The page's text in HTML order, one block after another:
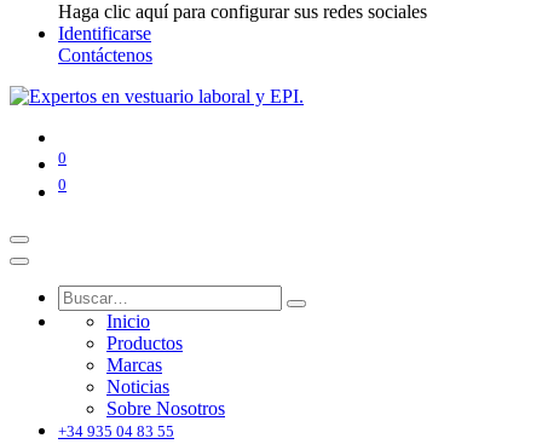
Haga clic aquí para configurar sus redes sociales
Identificarse
Contáctenos
0
0
Inicio
Productos
Marcas
Noticias
Sobre Nosotros
+34 935 04 83 55